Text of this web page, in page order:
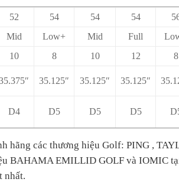
52 54 54 54
Mid Low+ Mid Full
10 8 10 12 8
35.125″ 35.125″ 35.125″
D4 D5 D5 D5
hãng các thương hiệu Golf: PING ,
BAHAMA EMILLID GOLF và IOMIC
nhất.